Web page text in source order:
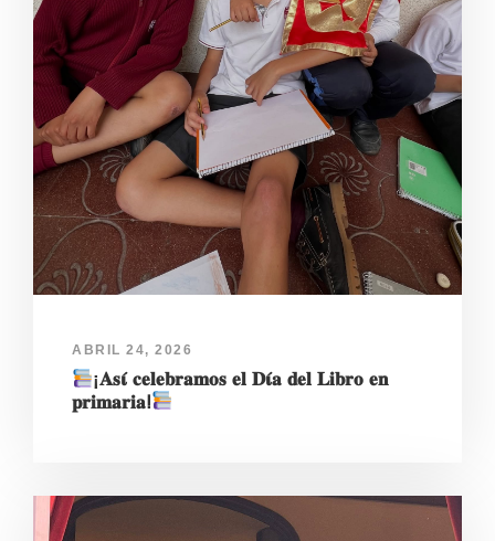
ABRIL 24, 2026
¡𝐀𝐬𝛊́ 𝐜𝐞𝐥𝐞𝐛𝐫𝐚𝐦𝐨𝐬 𝐞𝐥 𝐃𝛊́𝐚 𝐝𝐞𝐥 𝐋𝐢𝐛𝐫𝐨 𝐞𝐧
𝐩𝐫𝐢𝐦𝐚𝐫𝐢𝐚ⵑ